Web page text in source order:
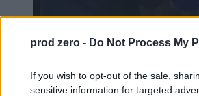
prod zero - Do Not Process My
If you wish to opt-out of the sale,
sensitive information for targeted